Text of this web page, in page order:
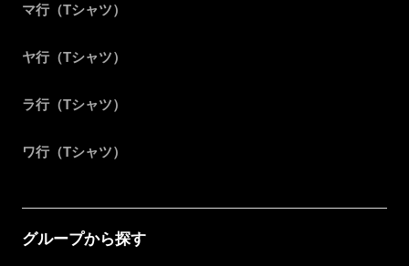
マ行（Tシャツ）
ヤ行（Tシャツ）
ラ行（Tシャツ）
ワ行（Tシャツ）
グループから探す